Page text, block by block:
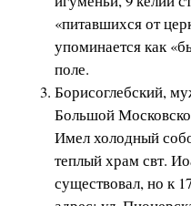
«питавшихся от
упоминается как
поле.
Борисоглебский,
Большой
Имел холодный
теплый храм свт.
существовал, но к